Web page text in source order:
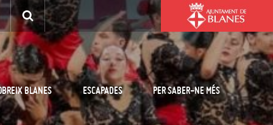
BLANES ESCAPADES PER SABER-NE MÉS